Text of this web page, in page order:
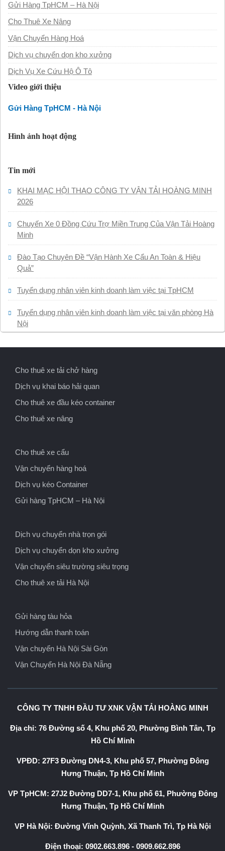
Gửi Hàng TpHCM – Hà Nội
Cho Thuê Xe Nâng
Vận Chuyển Hàng Hoá
Dịch vụ chuyển dọn kho xưởng
Dịch Vụ Xe Cứu Hộ Ô Tô
Video giới thiệu
Gửi Hàng TpHCM - Hà Nội
Hình ảnh hoạt động
Tin mới
KHAI MẠC HỘI THAO CÔNG TY VẬN TẢI HOÀNG MINH
2026
Chuyến Xe 0 Đồng Cứu Trợ Miền Trung Của Vận Tải Hoàng
Minh
Đào Tạo Chuyên Đề “Vận Hành Xe Cẩu An Toàn & Hiệu
Quả”
Tuyển dụng nhân viên kinh doanh làm việc tại TpHCM
Tuyển dụng nhân viên kinh doanh làm việc tại văn phòng Hà
Nội
Cho thuê xe tải chở hàng
Dịch vụ khai báo hải quan
Cho thuê xe đầu kéo container
Cho thuê xe nâng
Cho thuê xe cẩu
Vận chuyển hàng hoá
Dịch vụ kéo Container
Gửi hàng TpHCM – Hà Nội
Dịch vụ chuyển nhà trọn gói
Dịch vụ chuyển dọn kho xưởng
Vận chuyển siêu trường siêu trọng
Cho thuê xe tải Hà Nội
Gửi hàng tàu hỏa
Hướng dẫn thanh toán
Vận chuyển Hà Nội Sài Gòn
Vận Chuyển Hà Nội Đà Nẵng
CÔNG TY TNHH ĐẦU TƯ XNK VẬN TẢI HOÀNG MINH
Địa chỉ: 76 Đường số 4, Khu phố 20, Phường Bình Tân, Tp
Hồ Chí Minh
VPĐD: 27F3 Đường DN4-3, Khu phố 57, Phường Đông
Hưng Thuận, Tp Hồ Chí Minh
VP TpHCM: 27J2 Đường DD7-1, Khu phố 61, Phường Đông
Hưng Thuận, Tp Hồ Chí Minh
VP Hà Nội: Đường Vĩnh Quỳnh, Xã Thanh Trì, Tp Hà Nội
Điện thoại: 0902.663.896- 0909.662.896